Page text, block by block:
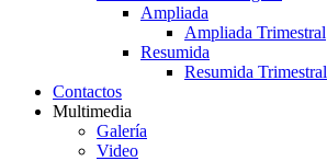
Ampliada
Ampliada Trimestral
Resumida
Resumida Trimestral
Contactos
Multimedia
Galería
Video